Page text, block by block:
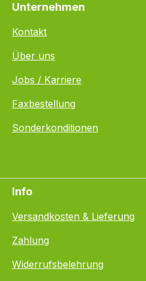
Unternehmen
Kontakt
Über uns
Jobs / Karriere
Faxbestellung
Sonderkonditionen
Info
Versandkosten & Lieferung
Zahlung
Widerrufsbelehrung